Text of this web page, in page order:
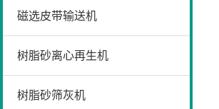
磁选皮带输送机
树脂砂离心再生机
树脂砂筛灰机